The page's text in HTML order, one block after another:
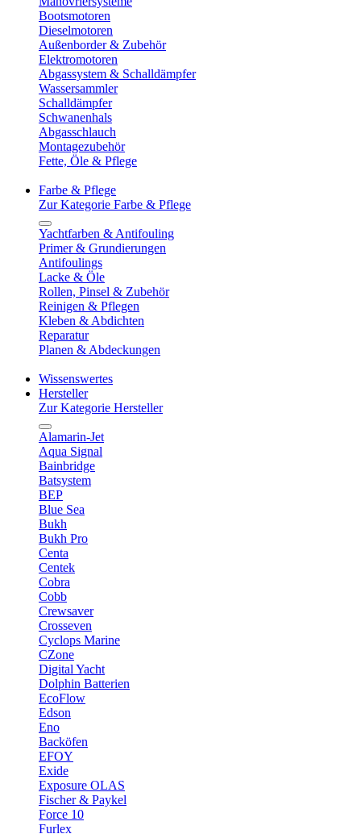
Bootsmotoren
Dieselmotoren
Außenborder & Zubehör
Elektromotoren
Abgassystem & Schalldämpfer
Wassersammler
Schalldämpfer
Schwanenhals
Abgasschlauch
Montagezubehör
Fette, Öle & Pflege
Farbe & Pflege
Zur Kategorie Farbe & Pflege
Yachtfarben & Antifouling
Primer & Grundierungen
Antifoulings
Lacke & Öle
Rollen, Pinsel & Zubehör
Reinigen & Pflegen
Kleben & Abdichten
Reparatur
Planen & Abdeckungen
Wissenswertes
Hersteller
Zur Kategorie Hersteller
Alamarin-Jet
Aqua Signal
Bainbridge
Batsystem
BEP
Blue Sea
Bukh
Bukh Pro
Centa
Centek
Cobra
Cobb
Crewsaver
Crosseven
Cyclops Marine
CZone
Digital Yacht
Dolphin Batterien
EcoFlow
Edson
Eno
Backöfen
EFOY
Exide
Exposure OLAS
Fischer & Paykel
Force 10
Furlex